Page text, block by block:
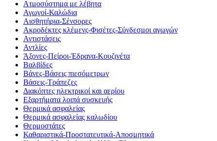
Ατμοσύστημα με λέβητα
Αγωγοί-Καλώδια
Αισθητήρια-Σένσορες
Ακροδέκτες κλέμενς-Φισέτες-Σύνδεσμοι αγωγών
Αντιστάσεις
Αντλίες
Άξονες-Πείροι-Έδρανα-Κουζινέτα
Βαλβίδες
Βάνες-Βάσεις πιεσόμετρων
Βάσεις-Τράπεζες
Διακόπτες ηλεκτρικοί και αερίου
Εξαρτήματα λοιπά συσκευής
Θερμικά ασφαλείας
Θερμικά ασφαλείας καλωδίου
Θερμοστάτες
Καθαριστικά-Προστατευτικά-Αποσμητικά